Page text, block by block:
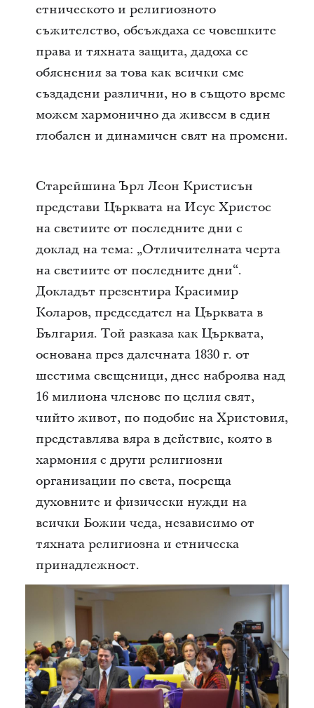
етническото и религиозното
съжителство, обсъждаха се човешките
права и тяхната защита, дадоха се
обяснения за това как всички сме
създадени различни, но в същото време
можем хармонично да живеем в един
глобален и динамичен свят на промени.
Старейшина Ърл Леон Кристисън
представи Църквата на Исус Христос
на светиите от последните дни с
доклад на тема: „Отличителната черта
на светиите от последните дни“.
Докладът презентира Красимир
Коларов, председател на Църквата в
България. Той разказа как Църквата,
основана през далечната 1830 г. от
шестима свещеници, днес наброява над
16 милиона членове по целия свят,
чийто живот, по подобие на Христовия,
представлява вяра в действие, която в
хармония с други религиозни
организации по света, посреща
духовните и физически нужди на
всички Божии чеда, независимо от
тяхната религиозна и етническа
принадлежност.